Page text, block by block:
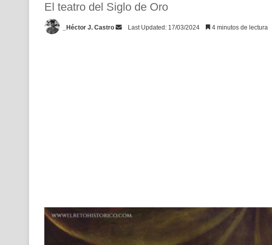
El teatro del Siglo de Oro
_Héctor J. Castro
SendLast Updated: 17/03/2024 4 minutos de lectura